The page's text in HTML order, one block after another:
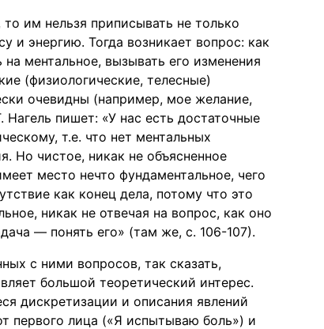
им нельзя приписывать не только
и энергию. Тогда возникает вопрос: как
ментальное, вызывать его изменения
(физиологические, телесные)
очевидны (например, мое желание,
пишет: «У нас есть достаточные
т.е. что нет ментальных
Но чистое, никак не объясненное
место нечто фундаментальное, чего
как конец дела, потому что это
никак не отвечая на вопрос, как оно
— понять его» (там же, с. 106-107).
с ними вопросов, так сказать,
большой теоретический интерес.
дискретизации и описания явлений
первого лица («Я испытываю боль») и